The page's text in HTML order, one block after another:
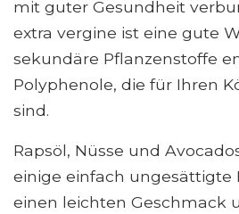
mit guter Gesundheit
extra vergine ist eine gute
sekundäre Pflanzenstoffe
Polyphenole, die für Ihren
sind.
Rapsöl, Nüsse und
einige einfach ungesättigte
einen leichten Geschmack